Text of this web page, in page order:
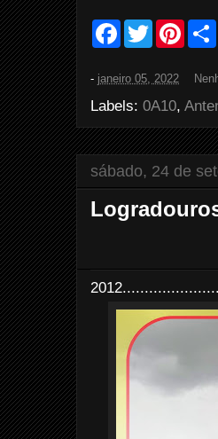
F
b
o
o
k
T
w
t
e
r
P
e
s
t
- janeiro 05, 2022
Labels: 0A10,
sábado, 24 de